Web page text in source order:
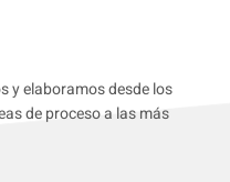
y elaboramos desde los
de proceso a las más